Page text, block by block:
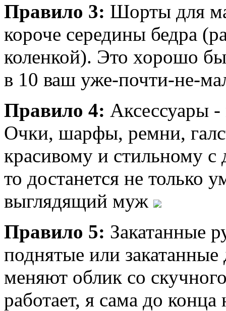
Правило 3: Шорты для
короче середины бедра
коленкой). Это хорошо
в 10 ваш уже-почти-не-
Правило 4: Аксессуары
Очки, шарфы, ремни,
красивому и стильному с
то достанется не только
выглядящий муж
Правило 5: Закатанные
поднятые или
меняют облик со
работает, я сама до